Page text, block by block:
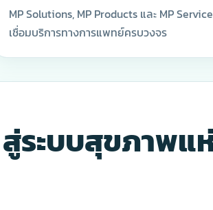
MP Solutions, MP Products และ MP
เชื่อมบริการทางการแพทย์ครบวงจร
ระบบสุขภาพแ